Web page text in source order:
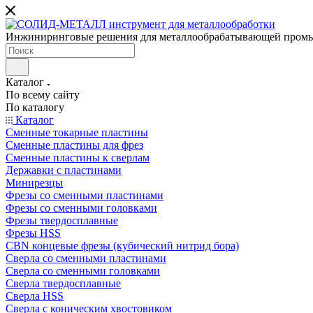
Инжиниринговые решения для металлообрабатывающей
Каталог
По всему сайту
По каталогу
Каталог
Сменные токарные пластины
Сменные пластины для фрез
Сменные пластины к сверлам
Державки с пластинами
Минирезцы
Фрезы со сменными пластинами
Фрезы со сменными головками
Фрезы твердосплавные
Фрезы HSS
CBN концевые фрезы (кубический нитрид бора)
Сверла со сменными пластинами
Сверла со сменными головками
Сверла твердосплавные
Сверла HSS
Сверла с коническим хвостовиком